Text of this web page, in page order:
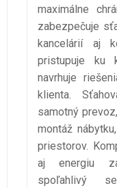
maximálne
zabezpečuje
kancelárií aj
pristupuje ku
navrhuje
klienta.
samotný
montáž
priestorov.
aj energiu
spoľahlivý